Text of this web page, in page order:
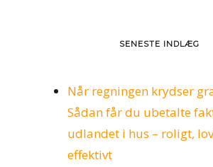
SENESTE INDLÆG
Når regningen krydser
Sådan får du ubetalte
udlandet i hus – roligt,
effektivt